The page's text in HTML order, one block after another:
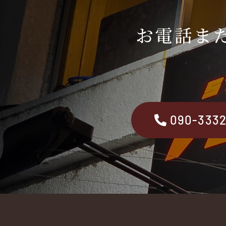
お電話ま
090-